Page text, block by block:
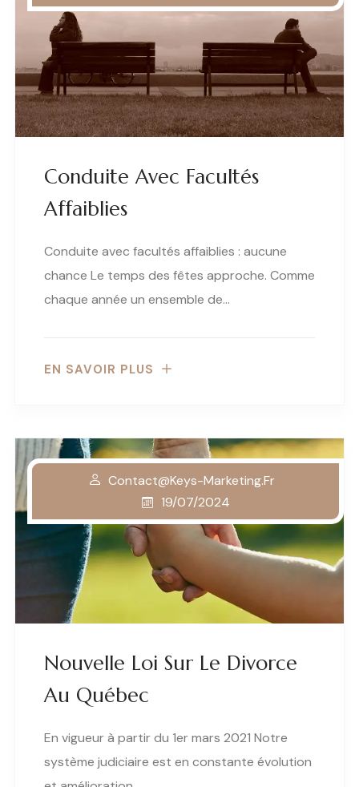
Conduite Avec Facultés
Affaiblies
Conduite avec facultés affaiblies : aucune
chance Le temps des fêtes approche. Comme
chaque année un ensemble de…
EN SAVOIR PLUS
Nouvelle Loi Sur Le Divorce
Au Québec
Contact@keys-Marketing.fr
19/07/2024
En vigueur à partir du 1er mars 2021 Notre
système judiciaire est en constante évolution